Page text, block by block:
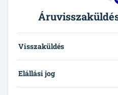
Visszaküldés
Elállási jog